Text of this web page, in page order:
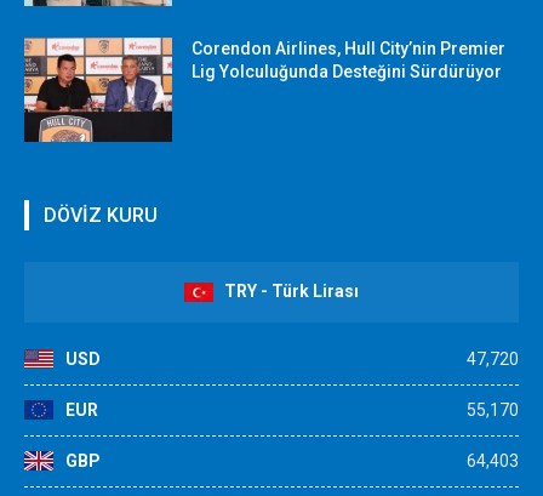
Corendon Airlines, Hull City’nin Premier
Lig Yolculuğunda Desteğini Sürdürüyor
DÖVİZ KURU
TRY - Türk Lirası
USD 47,720
EUR 55,170
GBP 64,403